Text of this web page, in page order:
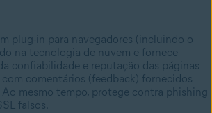
plug-in para navegadores (incluindo o
na tecnologia de nuvem e fornece
confiabilidade e reputação das páginas
comentários (feedback) fornecidos
Ao mesmo tempo, protege contra phishing
falsos.